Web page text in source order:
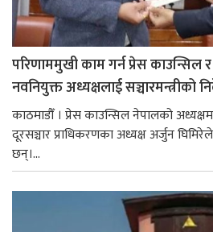
परिणाममुखी काम गर्न प्रेस काउन्सिल
नवनियुक्त अध्यक्षलाई सञ्चारमन्त्रीको
काठमाडौँ । प्रेस काउन्सिल नेपालको
दूरसञ्चार प्राधिकरणका अध्यक्ष अर्जुन
छन्।...